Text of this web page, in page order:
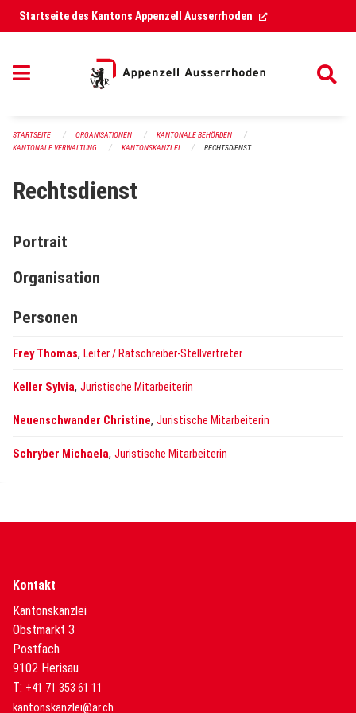
Navigation überspringen
Startseite des Kantons Appenzell Ausserrhoden (External Link)
STARTSEITE ORGANISATIONEN
KANTONALE BEHÖRDEN
KANTONALE VERWALTUNG
KANTONSKANZLEI RECHTSDIENST
Rechtsdienst
Portrait
Organisation
Personen
Frey Thomas, Leiter / Ratschreiber-Stellvertreter
Keller Sylvia, Juristische Mitarbeiterin
Neuenschwander Christine, Juristische Mitarbeiterin
Schryber Michaela, Juristische Mitarbeiterin
Kontakt
Kantonskanzlei
Obstmarkt 3
Postfach
9102 Herisau
T: +41 71 353 61 11
kantonskanzlei@ar.ch